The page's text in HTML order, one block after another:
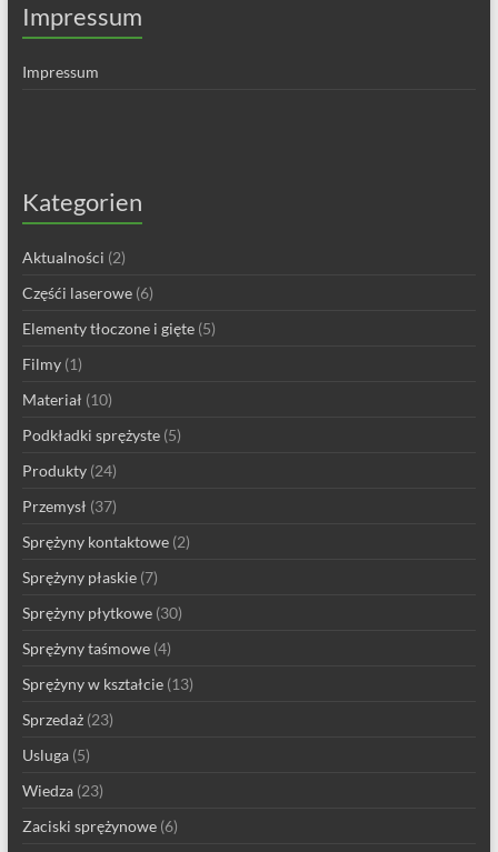
Impressum
Impressum
Kategorien
Aktualności (2)
Częśći laserowe(6)
Elementy tłoczone i gięte(5)
Filmy(1)
Materiał (10)
Podkładki sprężyste(5)
Produkty(24)
Przemysł (37)
Sprężyny kontaktowe(2)
Sprężyny płaskie(7)
Sprężyny płytkowe(30)
Sprężyny taśmowe(4)
Sprężyny w kształcie(13)
Sprzedaż(23)
Usluga(5)
Wiedza(23)
Zaciski sprężynowe(6)